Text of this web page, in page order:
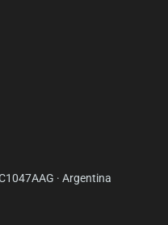
· Argentina